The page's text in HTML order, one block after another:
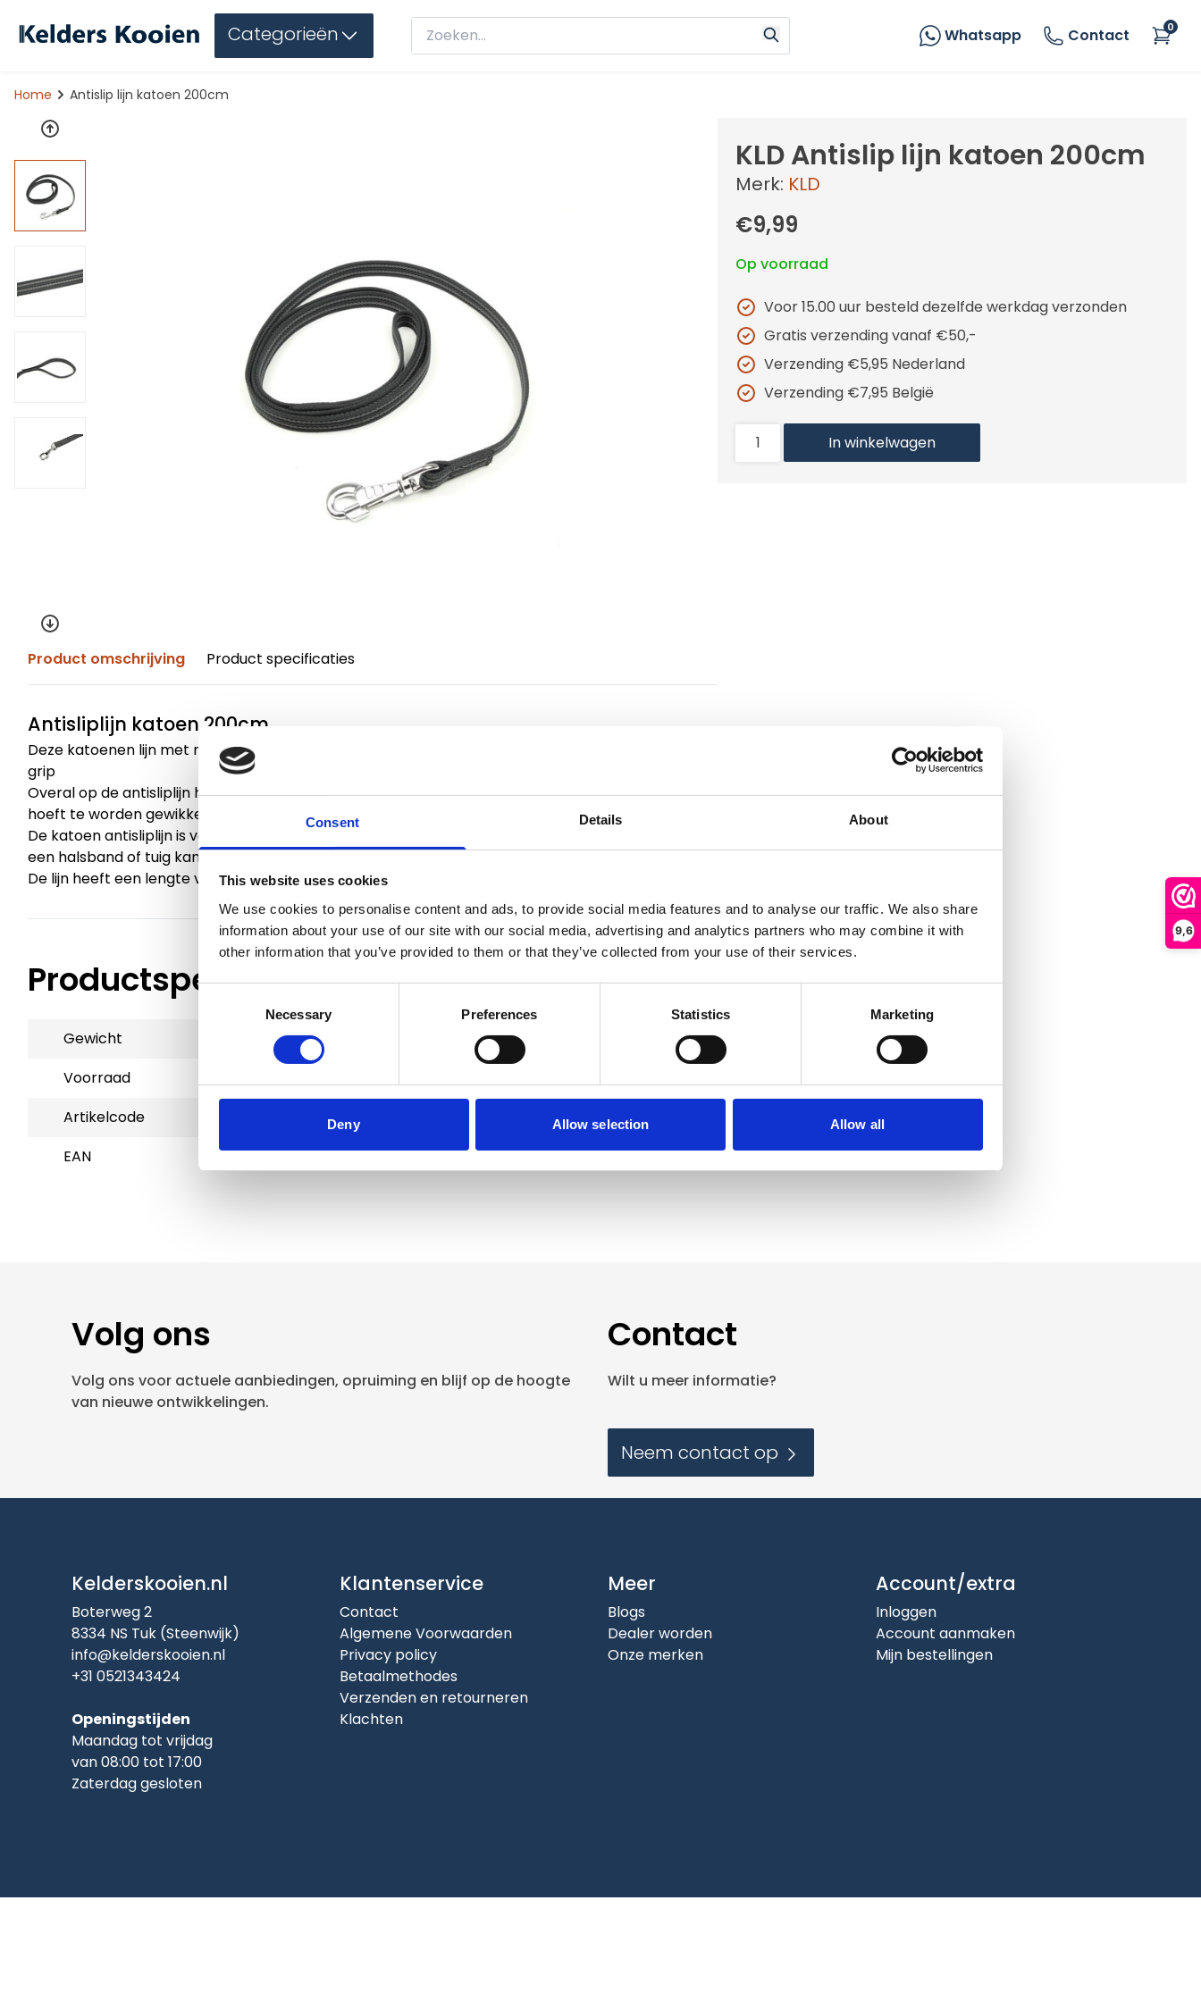
Consent Details About
This website uses cookies
We use cookies to personalise content and ads, to provide social media features and to analyse our traffic. We also share
information about your use of our site with our social media, advertising and analytics partners who may combine it with
other information that you’ve provided to them or that they’ve collected from your use of their services.
Consent
Necessary Preferences Statistics Marketing
Deny Allow selection Allow all
9,6
Categorieën Whatsapp Contact 0
Home Antislip lijn katoen 200cm
Product omschrijving Product specificaties
Antisliplijn katoen 200cm
Deze katoenen lijn met rubber antislip is gemaakt met een handvat dat zorgt voor een makkelijke
grip
Overal op de antisliplijn heb je goede grip, zodat de lijn niet bijvoorbeeld 2 of 3 maal om de hand
hoeft te worden gewikkeld.
De katoen antisliplijn is voorzien van een messing musketonhaak, waarmee deze eenvoudig aan
een halsband of tuig kan worden gezet.
De lijn heeft een lengte van 200cm en is daarom goed geschikt om met de hond te wandelen.
Productspecificaties
Gewicht
0.2 kg
Voorraad
Artikelcode
EAN
8721154911104
KLD Antislip lijn katoen 200cm
Merk: KLD
€9,99
Op voorraad
Voor 15.00 uur besteld dezelfde werkdag verzonden
Gratis verzending vanaf €50,-
Verzending €5,95 Nederland
Verzending €7,95 België
In winkelwagen
Volg ons
Volg ons voor actuele aanbiedingen, opruiming en blijf op de hoogte
van nieuwe ontwikkelingen.
Contact
Wilt u meer informatie?
Neem contact op
Kelderskooien.nl
Boterweg 2
8334 NS Tuk (Steenwijk)
info@kelderskooien.nl
+31 0521343424
Openingstijden
Maandag tot vrijdag
van 08:00 tot 17:00
Zaterdag gesloten
Klantenservice
Contact
Algemene Voorwaarden
Privacy policy
Betaalmethodes
Verzenden en retourneren
Klachten
Meer
Blogs
Dealer worden
Onze merken
Account/extra
Inloggen
Account aanmaken
Mijn bestellingen